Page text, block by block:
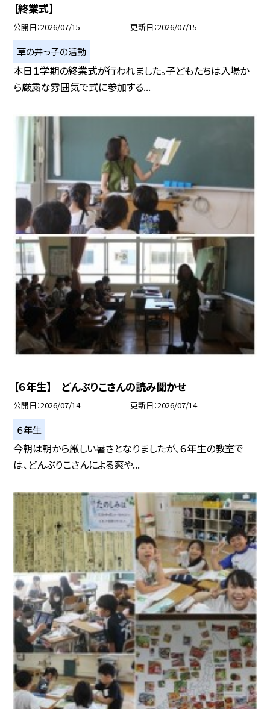
【終業式】
公開日 2026/07/15 更新日 2026/07/15
草の井っ子の活動
本日１学期の終業式が行われました。子どもたちは入場か
ら厳粛な雰囲気で式に参加する...
【６年生】 どんぶりこさんの読み聞かせ
公開日 2026/07/14 更新日 2026/07/14
６年生
今朝は朝から厳しい暑さとなりましたが、６年生の教室で
は、どんぶりこさんによる爽や...